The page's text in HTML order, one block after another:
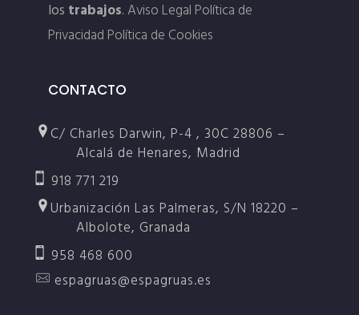
los trabajos. Aviso Legal Política de
Privacidad Política de Cookies
CONTACTO
C/ Charles Darwin, P-4 , 30C 28806 –
Alcalá de Henares, Madrid
918 771 219
Urbanización Las Palmeras, S/N 18220 –
Albolote, Granada
958 468 600
espagruas@espagruas.es